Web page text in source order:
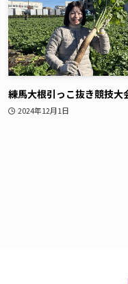
練馬大根引っこ抜き競技大
2024年12月1日